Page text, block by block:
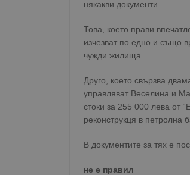
някакви документи.
Това, което прави
изчезват по едно и също
чужди жилища.
Друго, което свързва
управляват Веселина и
стоки за 255 000 лева от
реконструкця в петролна
В документите за тях е
не е правил